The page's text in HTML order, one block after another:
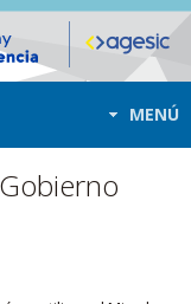
MENÚ